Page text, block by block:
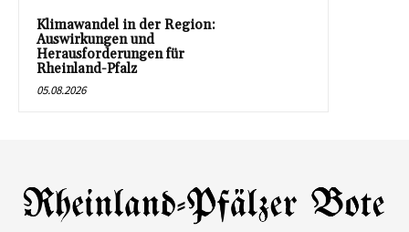
Klimawandel in der Region:
Auswirkungen und
Herausforderungen für
Rheinland-Pfalz
05.08.2026